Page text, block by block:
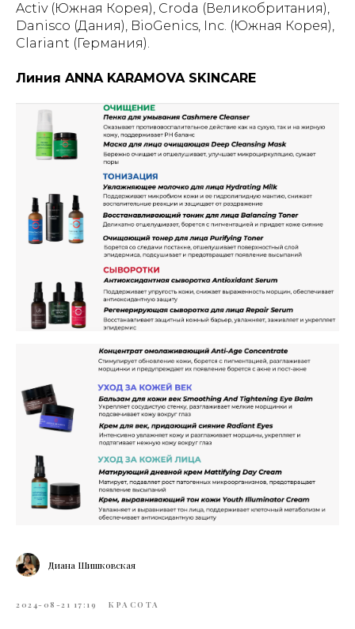
Activ (Южная Корея), Croda (Великобритания),
Danisco (Дания), BioGenics, Inc. (Южная Корея),
Clariant (Германия).
Линия ANNA KARAMOVA SKINCARE
Диана Шишковская
2024-08-21 17:19 КРАСОТА